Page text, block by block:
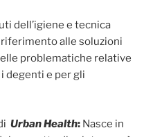
dell’igiene e tecnica
alle soluzioni
problematiche relative
degenti e per gli
Urban Health: Nasce in